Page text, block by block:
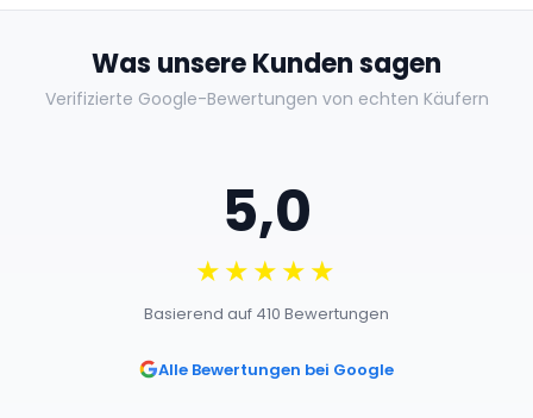
Was unsere Kunden sagen
Verifizierte Google-Bewertungen von echten Käufern
5,0
★★★★★
Basierend auf 410 Bewertungen
Alle Bewertungen bei Google